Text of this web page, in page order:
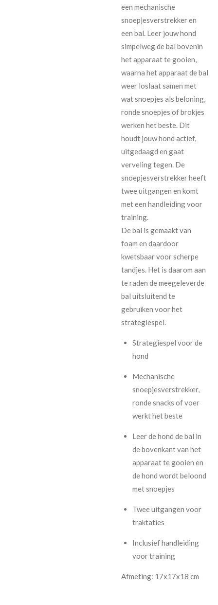
een mechanische
snoepjesverstrekker en
een bal. Leer jouw hond
simpelweg de bal bovenin
het apparaat te gooien,
waarna het apparaat de bal
weer loslaat samen met
wat snoepjes als beloning,
ronde snoepjes of brokjes
werken het beste. Dit
houdt jouw hond actief,
uitgedaagd en gaat
verveling tegen. De
snoepjesverstrekker heeft
twee uitgangen en komt
met een handleiding voor
training.
De bal is gemaakt van
foam en daardoor
kwetsbaar voor scherpe
tandjes. Het is daarom aan
te raden de meegeleverde
bal uitsluitend te
gebruiken voor het
strategiespel.
Strategiespel voor de
hond
Mechanische
snoepjesverstrekker,
ronde snacks of voer
werkt het beste
Leer de hond de bal in
de bovenkant van het
apparaat te gooien en
de hond wordt beloond
met snoepjes
Twee uitgangen voor
traktaties
Inclusief handleiding
voor training
Afmeting: 17x17x18 cm